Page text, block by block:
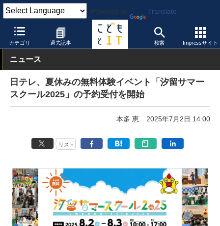
Powered by Translate
カテゴリ 過去記事 検索 Impressサイト
こどもとIT トピック 夏休み
ニュース
日テレ、夏休みの無料体験イベント「汐留サマー
スクール2025」の予約受付を開始
本多 恵 2025年7月2日 14:00
リスト